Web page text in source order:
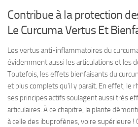
Contribue à la protection
Le Curcuma Vertus Et
Les vertus anti-inflammatoires du
évidemment aussi les articulations et les
Toutefois, les effets bienfaisants du
et plus complets qu’il y paraît. En effet, le
ses principes actifs soulagent aussi très
articulaires. À ce chapitre, la plante
à celle des ibuprofènes, voire supérieure !